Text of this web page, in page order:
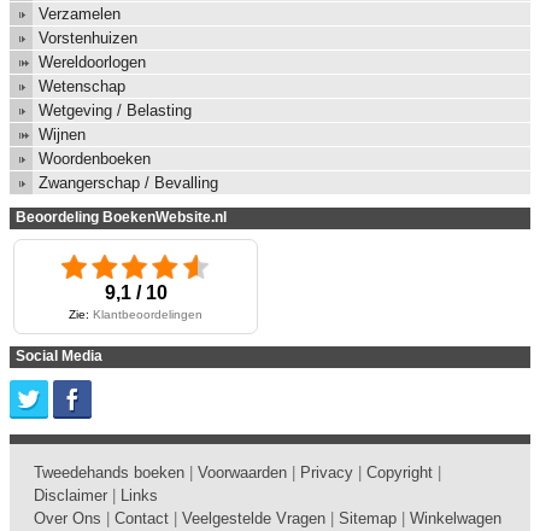
Verzamelen
Vorstenhuizen
Wereldoorlogen
Wetenschap
Wetgeving / Belasting
Wijnen
Woordenboeken
Zwangerschap / Bevalling
Beoordeling BoekenWebsite.nl
9,1 / 10
Zie: Klantbeoordelingen
Social Media
Tweedehands boeken Voorwaarden Privacy Copyright
Disclaimer
Links
Over Ons
Contact Veelgestelde Vragen Sitemap Winkelwagen